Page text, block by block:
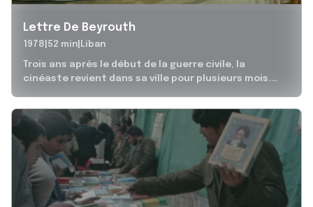
Lettre De Beyrouth
1978 52 min Liban
Trois ans après le début de la guerre civile, la
cinéaste revient dans sa ville pour plusieurs mois.